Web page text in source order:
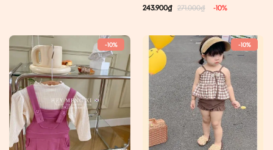
243.900₫ 271.000₫ -10%
-10% -10%